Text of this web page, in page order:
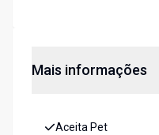
Mais informações
Aceita Pet